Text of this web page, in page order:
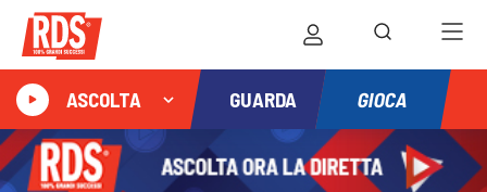
ASCOLTA GUARDA GIOCA